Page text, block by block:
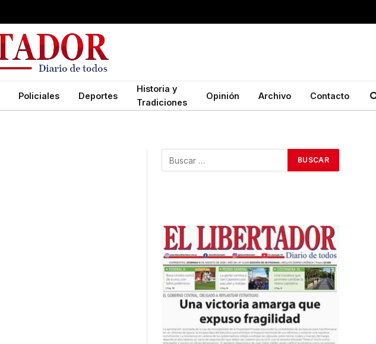
Policiales Deportes
Historia y
Tradiciones
Opinión Archivo Contacto